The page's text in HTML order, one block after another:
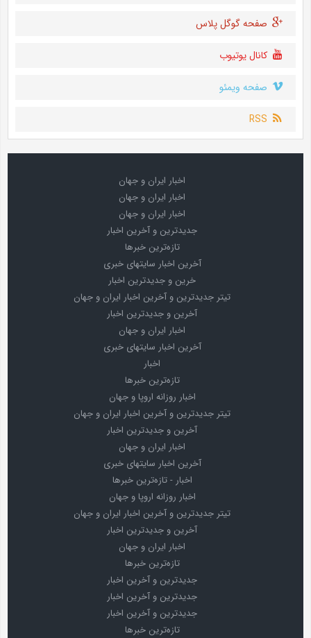
صفحه گوگل پلاس
کانال یوتیوب
صفحه ویمئو
RSS
اخبار ایران و جهان
اخبار ایران و جهان
اخبار ایران و جهان
جدیدترین و آخرین اخبار
تازه‌ترین خبرها
آخرین اخبار سایتهای خبری
خرین و جدیدترین اخبار
تیتر جدیدترین و آخرین اخبار ایران و جهان
آخرین و جدیدترین اخبار
اخبار ایران و جهان
آخرین اخبار سایتهای خبری
اخبار
تازه‌ترین خبرها
اخبار روزانه اروپا و جهان
تیتر جدیدترین و آخرین اخبار ایران و جهان
آخرین و جدیدترین اخبار
اخبار ایران و جهان
آخرین اخبار سایتهای خبری
اخبار - تازه‌ترین خبرها
اخبار روزانه اروپا و جهان
تیتر جدیدترین و آخرین اخبار ایران و جهان
آخرین و جدیدترین اخبار
اخبار ایران و جهان
تازه‌ترین خبرها
جدیدترین و آخرین اخبار
جدیدترین و آخرین اخبار
جدیدترین و آخرین اخبار
تازه‌ترین خبرها